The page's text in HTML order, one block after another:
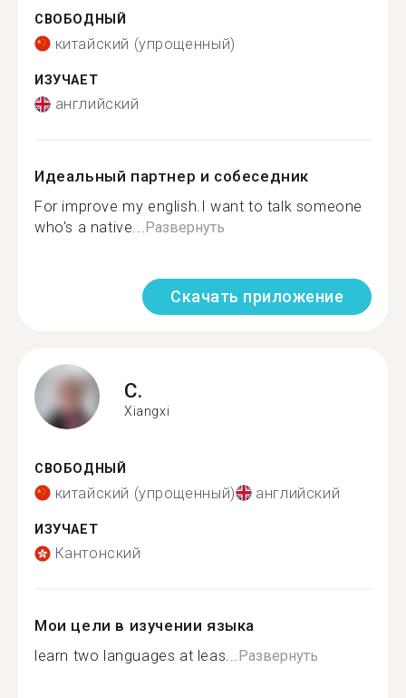
СВОБОДНЫЙ
китайский (упрощенный)
ИЗУЧАЕТ
английский
Идеальный партнер и собеседник
For improve my english.I want to talk someone
who's a native...Развернуть
Скачать приложение
C.
Xiangxi
СВОБОДНЫЙ
китайский (упрощенный) английский
ИЗУЧАЕТ
Кантонский
Мои цели в изучении языка
learn two languages at leas...Развернуть